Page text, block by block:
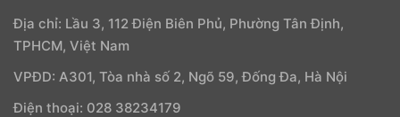
Địa chỉ: Lầu 3, 112 Điện Biên Phủ, Phường Tân Định,
TPHCM, Việt Nam
VPĐD: A301, Tòa nhà số 2, Ngõ 59, Đống Đa, Hà Nội
Điện thoại: 028 38234179